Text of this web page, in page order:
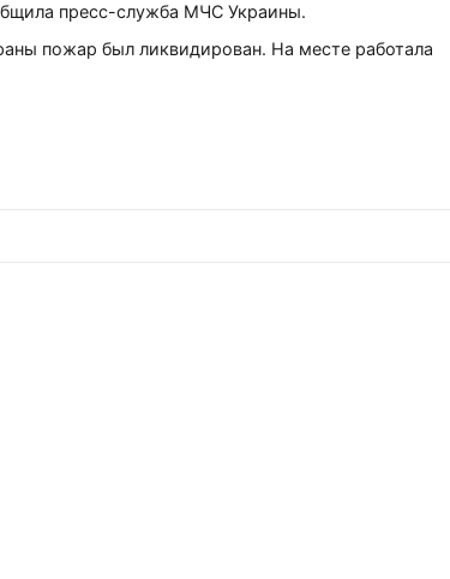
пресс-служба МЧС Украины.
пожар был ликвидирован. На месте работала